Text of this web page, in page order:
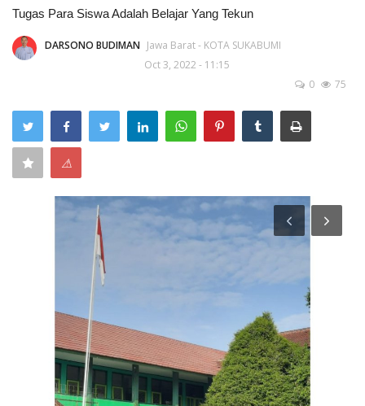
Makan Bergizi
Pelanggaran
Ketertiban
Keamanan
Cybers Event
UMKM & Ekonomi Kreatif
Pekerja Migran Indonesia
Tugas Para Siswa Adalah Belajar Yang Tekun
DARSONO BUDIMAN Jawa Barat - KOTA SUKABUMI
Oct 3, 2022 - 11:15
0
75
⚠